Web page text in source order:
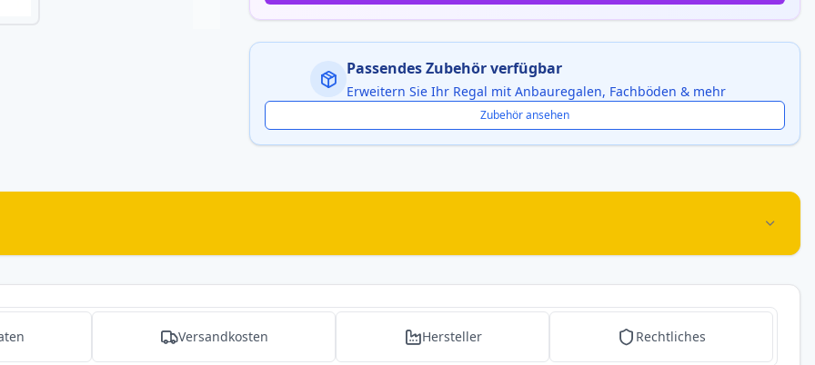
Passendes Zubehör verfügbar
Erweitern Sie Ihr Regal mit Anbauregalen, Fachböden & mehr
Zubehör ansehen
Versandkosten Hersteller Rechtliches